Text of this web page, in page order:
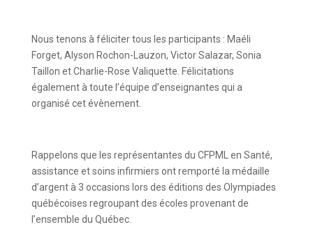
Nous tenons à féliciter tous les participants : Maéli
Forget, Alyson Rochon-Lauzon, Victor Salazar, Sonia
Taillon et Charlie-Rose Valiquette. Félicitations
également à toute l’équipe d’enseignantes qui a
organisé cet évènement.
Rappelons que les représentantes du CFPML en Santé,
assistance et soins infirmiers ont remporté la médaille
d’argent à 3 occasions lors des éditions des Olympiades
québécoises regroupant des écoles provenant de
l’ensemble du Québec.